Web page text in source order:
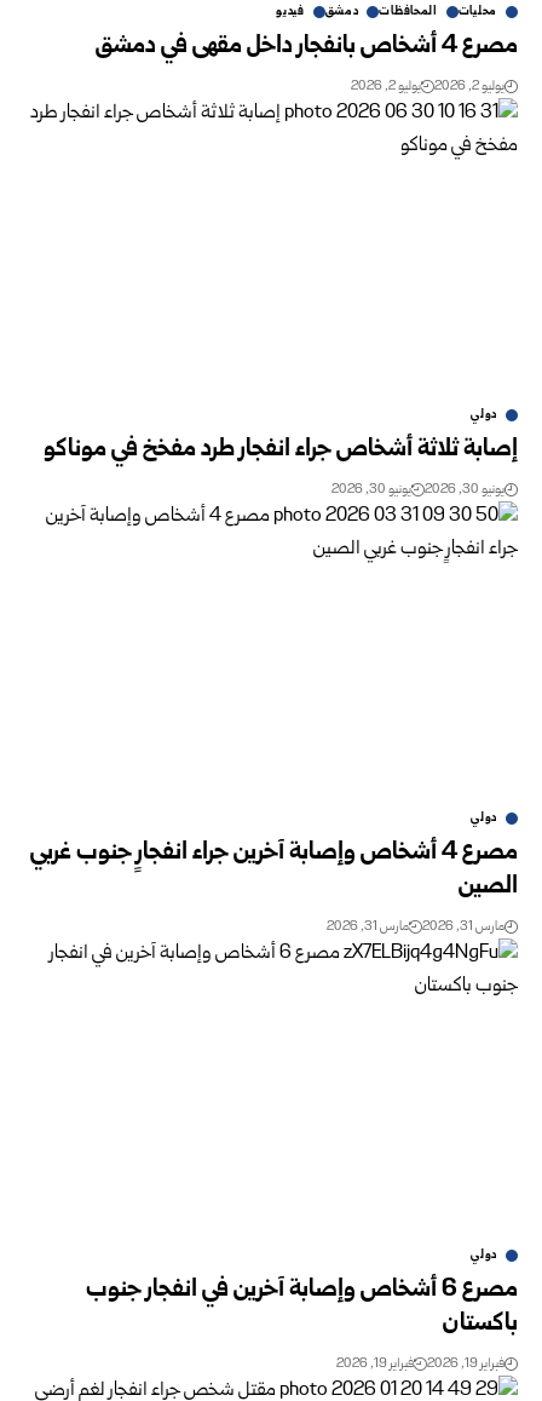
محليات المحافظات دمشق فيديو
مصرع 4 أشخاص بانفجار داخل مقهى في دمشق
يوليو 2, 2026 يوليو 2, 2026
دولي
إصابة ثلاثة أشخاص جراء انفجار طرد مفخخ في موناكو
يونيو 30, 2026 يونيو 30, 2026
دولي
مصرع 4 أشخاص وإصابة آخرين جراء انفجارٍ جنوب غربي
الصين
مارس 31, 2026 مارس 31, 2026
دولي
مصرع 6 أشخاص وإصابة آخرين في انفجار جنوب
باكستان
فبراير 19, 2026 فبراير 19, 2026